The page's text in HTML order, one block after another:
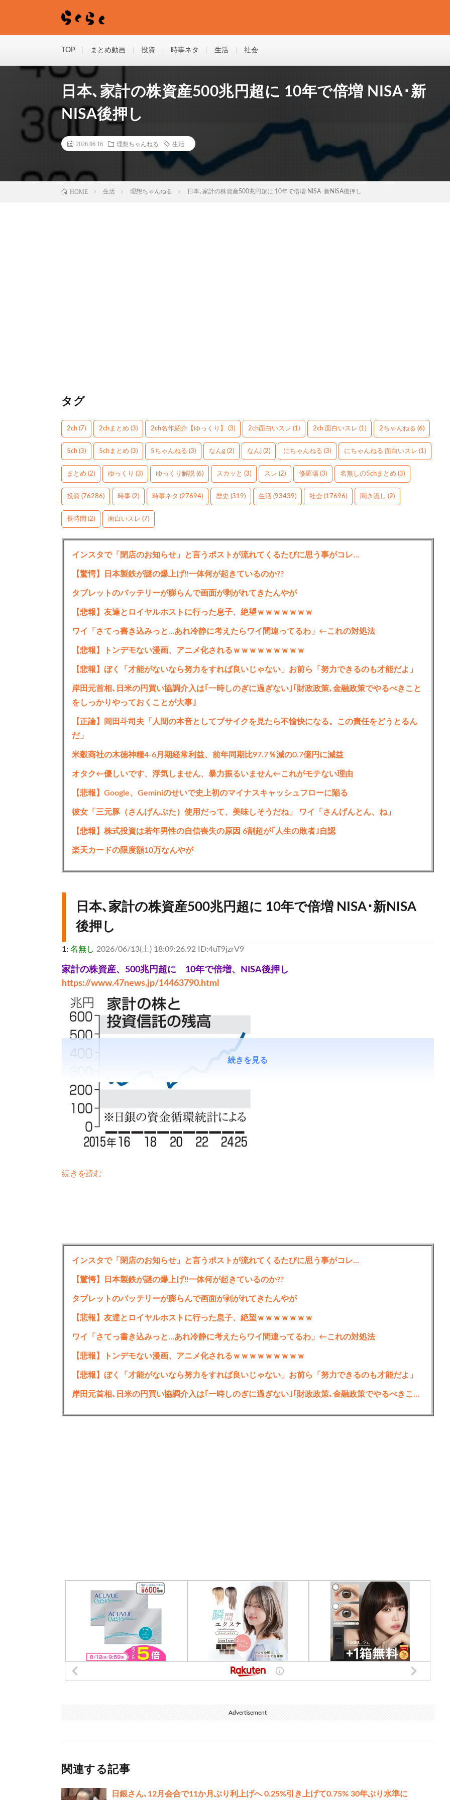
TOP まとめ動画 投資 時事ネタ 生活 社会
日本､家計の株資産500兆円超に 10年で倍増 NISA･新
NISA後押し
2026.06.16 理想ちゃんねる 生活
HOME 生活 理想ちゃんねる 日本､家計の株資産500兆円超に 10年で倍増 NISA･新NISA後押し
タグ
2ch (7) 2chまとめ (3) 2ch名作紹介【ゆっくり】 (3) 2ch面白いスレ (1) 2ch 面白いスレ (1) 2ちゃんねる (6)
5ch (3) 5chまとめ (3) 5ちゃんねる (3) なんg (2) なんj (2) にちゃんねる (3) にちゃんねる 面白いスレ (1)
まとめ (2) ゆっくり (3) ゆっくり解説 (6) スカッと (3) スレ (2) 修羅場 (3) 名無しの5chまとめ (3)
投資 (76286) 時事 (2) 時事ネタ (27694) 歴史 (319) 生活 (93439) 社会 (17696) 聞き流し (2)
長時間 (2) 面白いスレ (7)
インスタで「閉店のお知らせ」と言うポストが流れてくるたびに思う事がコレ…
【驚愕】日本製鉄が謎の爆上げ!!一体何が起きているのか??
タブレットのバッテリーが膨らんで画面が剥がれてきたんやが
【悲報】友達とロイヤルホストに行った息子、絶望ｗｗｗｗｗｗｗ
ワイ「さてっ書き込みっと…あれ冷静に考えたらワイ間違ってるわ」←これの対処法
【悲報】トンデモない漫画、アニメ化されるｗｗｗｗｗｗｗｗｗ
【悲報】ぼく「才能がないなら努力をすれば良いじゃない」お前ら「努力できるのも才能だよ」
岸田元首相､日米の円買い協調介入は｢一時しのぎに過ぎない｣｢財政政策､金融政策でやるべきこと
をしっかりやっておくことが大事｣
【正論】岡田斗司夫「人間の本音としてブサイクを見たら不愉快になる。この責任をどうとるん
だ」
米穀商社の木徳神糧4-6月期経常利益、前年同期比97.7％減の0.7億円に減益
オタク←優しいです、浮気しません、暴力振るいません←これがモテない理由
【悲報】Google、Geminiのせいで史上初のマイナスキャッシュフローに陥る
彼女「三元豚（さんげんぶた）使用だって、美味しそうだね」 ワイ「さんげんとん、ね」
【悲報】株式投資は若年男性の自信喪失の原因 6割超が｢人生の敗者｣自認
楽天カードの限度額10万なんやが
日本､家計の株資産500兆円超に 10年で倍増 NISA･新NISA
後押し
1: 名無し 2026/06/13(土) 18:09:26.92 ID:4uT9jzrV9
家計の株資産、500兆円超に 10年で倍増、NISA後押し
https://www.47news.jp/14463790.html
続きを読む
続きを見る
インスタで「閉店のお知らせ」と言うポストが流れてくるたびに思う事がコレ…
【驚愕】日本製鉄が謎の爆上げ!!一体何が起きているのか??
タブレットのバッテリーが膨らんで画面が剥がれてきたんやが
【悲報】友達とロイヤルホストに行った息子、絶望ｗｗｗｗｗｗｗ
ワイ「さてっ書き込みっと…あれ冷静に考えたらワイ間違ってるわ」←これの対処法
【悲報】トンデモない漫画、アニメ化されるｗｗｗｗｗｗｗｗｗ
【悲報】ぼく「才能がないなら努力をすれば良いじゃない」お前ら「努力できるのも才能だよ」
岸田元首相､日米の円買い協調介入は｢一時しのぎに過ぎない｣｢財政政策､金融政策でやるべきことをしっかりやっておくことが大事｣
Advertisement
関連する記事
日銀さん､12月会合で11か月ぶり利上げへ 0.25%引き上げて0.75% 30年ぶり水準に